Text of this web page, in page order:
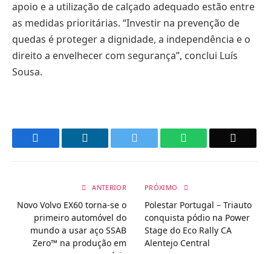
apoio e a utilização de calçado adequado estão entre
as medidas prioritárias. “Investir na prevenção de
quedas é proteger a dignidade, a independência e o
direito a envelhecer com segurança”, conclui Luís
Sousa.
WhatsApp
ANTERIOR
Novo Volvo EX60 torna-se o
primeiro automóvel do
mundo a usar aço SSAB
Zero™ na produção em
PRÓXIMO
Polestar Portugal – Triauto
conquista pódio na Power
Stage do Eco Rally CA
Alentejo Central